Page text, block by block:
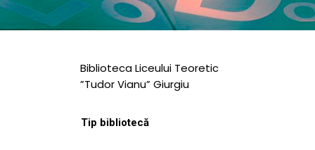
COLECȚII
BIBLIOTECA DIGITALĂ
EVENIMENTE
CULTURALE
NOUTĂȚI
Biblioteca Liceului Teoretic
”Tudor Vianu” Giurgiu
Tip bibliotecă